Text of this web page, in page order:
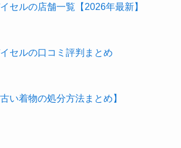
セルの店舗一覧【2026年最新】
セルの口コミ評判まとめ
古い着物の処分方法まとめ】